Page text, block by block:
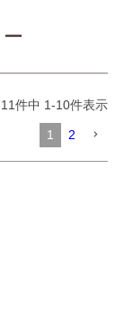
11件中 1-10件表示
1 2